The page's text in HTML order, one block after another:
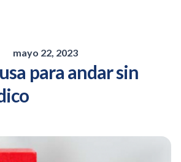
mayo 22, 2023
para andar sin